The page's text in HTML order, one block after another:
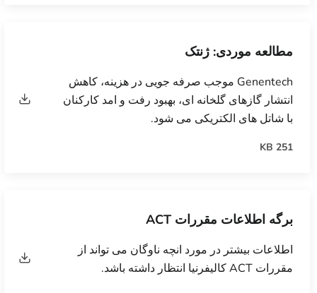
مطالعه موردی: ژنتک
Genentech موجب صرفه جویی در هزینه، کاهش
انتشار گازهای گلخانه ای، بهبود رفت و امد کارکنان
با شاتل های الکتریکی می شود.
251 KB
برگه اطلاعات مقررات ACT
اطلاعات بیشتر در مورد انچه ناوگان می تواند از
مقررات ACT کالیفرنیا انتظار داشته باشد.